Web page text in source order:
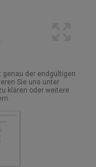
der endgültigen
Sie uns unter
klären oder weitere